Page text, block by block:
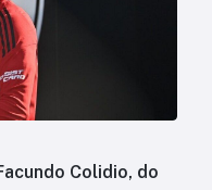
Colidio, do